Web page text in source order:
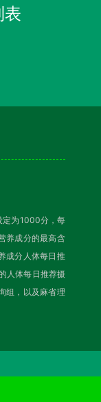
表
定为1000分，每
养成分的最高含
成分人体每日推
人体每日推荐摄
组，以及麻省理